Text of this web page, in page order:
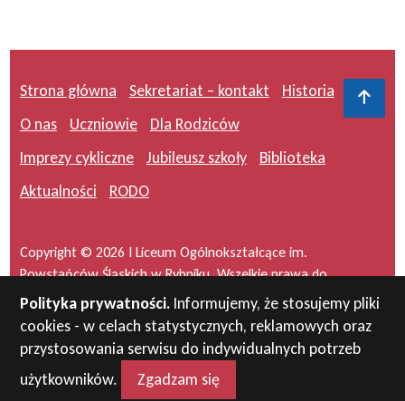
Polityka prywatności. Informujemy, że stosujemy pliki
cookies - w celach statystycznych, reklamowych oraz
przystosowania serwisu do indywidualnych potrzeb
użytkowników.
Zgadzam się
Strona główna Sekretariat – kontakt
Historia
O nas
Uczniowie
Dla Rodziców
Imprezy cykliczne
Jubileusz szkoły
Biblioteka
Aktualności
RODO
Copyright © 2026 I Liceum Ogólnokształcące im.
Powstańców Śląskich w Rybniku. Wszelkie prawa do
serwisu zastrzeżone.
Projekt i wykonanie: masideas.pl
Do